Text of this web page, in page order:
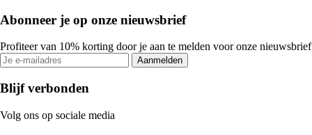
Abonneer je op onze nieuwsbrief
Profiteer van 10% korting door je aan te melden voor onze nieuwsbrief
Aanmelden
Blijf verbonden
Volg ons op sociale media